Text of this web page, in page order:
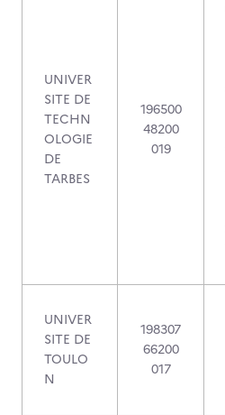
UNIVER
SITE DE
TECHN
OLOGIE
DE
TARBES
196500
48200
019
UNIVER
SITE DE
TOULO
N
198307
66200
017